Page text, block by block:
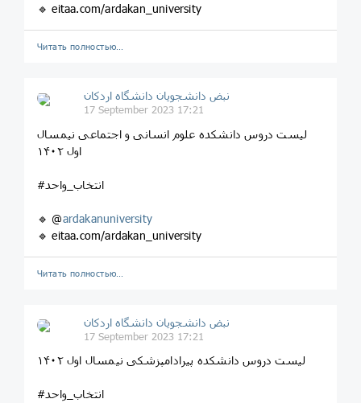
🔹 eitaa.com/ardakan_university
Читать полностью…
نبض دانشجویان دانشگاه اردکان
17 September 2023 17:21
لیست دروس دانشکده علوم انسانی و اجتماعی نیمسال
اول ۱۴۰۲
#انتخاب_واحد
🔹 @ardakanuniversity
🔹 eitaa.com/ardakan_university
Читать полностью…
نبض دانشجویان دانشگاه اردکان
17 September 2023 17:21
لیست دروس دانشکده پیرادامپزشکی نیمسال اول ۱۴۰۲
#انتخاب_واحد